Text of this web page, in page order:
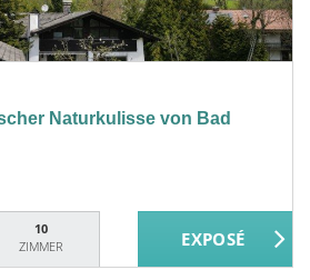
Naturkulisse von Bad
10
ZIMMER